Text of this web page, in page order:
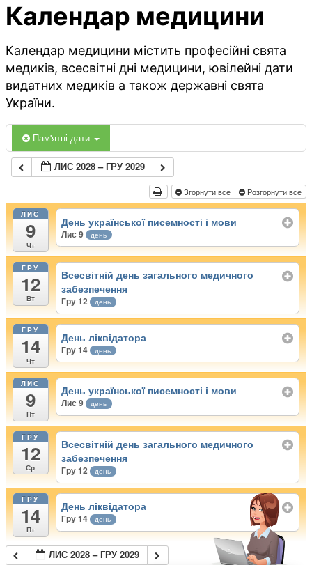
Календар медицини
Календар медицини містить професійні свята
медиків, всесвітні дні медицини, ювілейні дати
видатних медиків а також державні свята
України.
Пам'ятні дати
ЛИС 2028 – ГРУ 2029
Згорнути все Розгорнути все
ЛИС
9
Чт
День української писемності і мови
Лис 9 день
ГРУ
12
Вт
Всесвітній день загального медичного
забезпечення
Гру 12 день
ГРУ
14
Чт
День ліквідатора
Гру 14 день
ЛИС
9
Пт
День української писемності і мови
Лис 9 день
ГРУ
12
Ср
Всесвітній день загального медичного
забезпечення
Гру 12 день
ГРУ
14
Пт
День ліквідатора
Гру 14 день
ЛИС 2028 – ГРУ 2029